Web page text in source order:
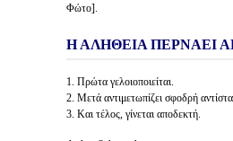
Φώτο].
Η ΑΛΗΘΕΙΑ ΠΕΡΝΑΕΙ
1. Πρώτα γελοιοποιείται.
2. Μετά αντιμετωπίζει σφοδρή
3. Και τέλος, γίνεται αποδεκτή.